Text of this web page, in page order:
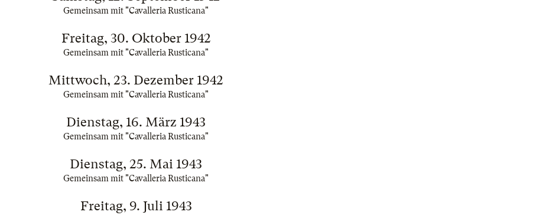
Gemeinsam mit "Cavalleria Rusticana"
Freitag, 30. Oktober 1942
Gemeinsam mit "Cavalleria Rusticana"
Mittwoch, 23. Dezember 1942
Gemeinsam mit "Cavalleria Rusticana"
Dienstag, 16. März 1943
Gemeinsam mit "Cavalleria Rusticana"
Dienstag, 25. Mai 1943
Gemeinsam mit "Cavalleria Rusticana"
Freitag, 9. Juli 1943